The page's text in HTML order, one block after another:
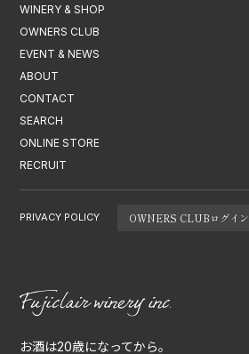
WINERY & SHOP
OWNERS CLUB
EVENT & NEWS
ABOUT
CONTACT
SEARCH
ONLINE STORE
RECRUIT
PRIVACY POLICY OWNERS CLUBログイン
お酒は20歳になってから。